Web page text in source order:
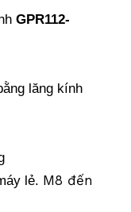
GPR112-
lăng kính
lẻ. M8 đến